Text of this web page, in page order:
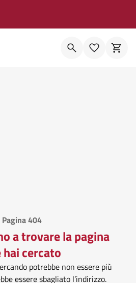
Pagina 404
a trovare la pagina
hai cercato
potrebbe non essere più
essere sbagliato l’indirizzo.